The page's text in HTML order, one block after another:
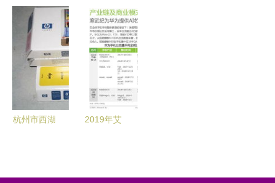
供应信息
业技术及竞
争格局分析
——以和鲜
食品科技集
团为例
杭州市西湖
2019年艾